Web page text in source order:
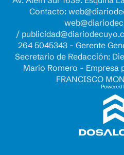
Contacto:
/
264 5045343 - Gerente
Secretario de Redacción:
Mario Romero - Empresa
FRANCISCO